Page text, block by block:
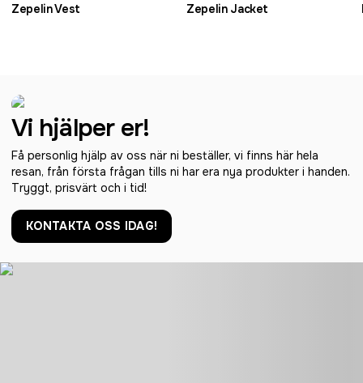
Zepelin Vest Zepelin Jacket
Vi hjälper er!
Få personlig hjälp av oss när ni beställer, vi finns här hela
resan, från första frågan tills ni har era nya produkter i handen.
Tryggt, prisvärt och i tid!
KONTAKTA OSS IDAG!